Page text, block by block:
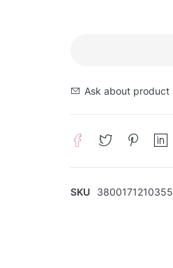
Ask about product
SKU 3800171210355